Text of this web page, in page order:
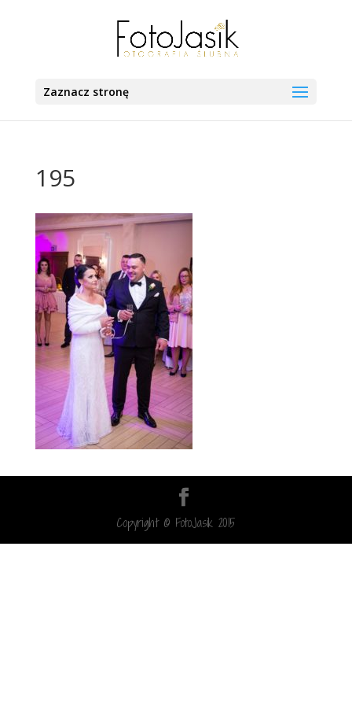
Zaznacz stronę
195
Copyright © FotoJasik 2015